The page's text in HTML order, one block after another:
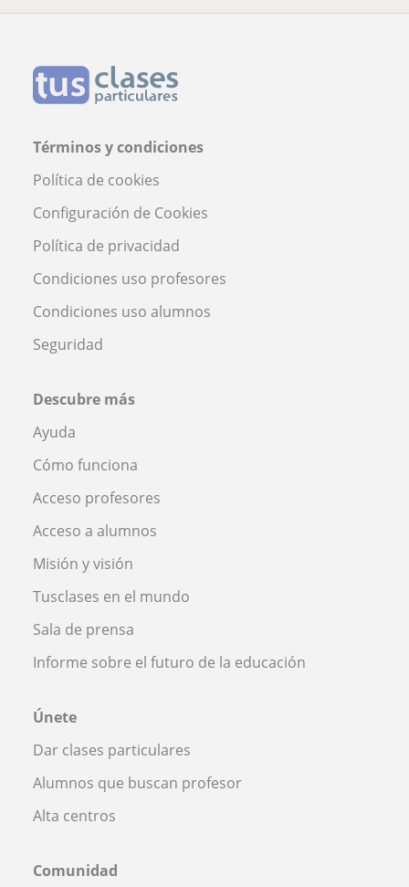
Términos y condiciones
Política de cookies
Configuración de Cookies
Política de privacidad
Condiciones uso profesores
Condiciones uso alumnos
Seguridad
Descubre más
Ayuda
Cómo funciona
Acceso profesores
Acceso a alumnos
Misión y visión
Tusclases en el mundo
Sala de prensa
Informe sobre el futuro de la educación
Únete
Dar clases particulares
Alumnos que buscan profesor
Alta centros
Comunidad